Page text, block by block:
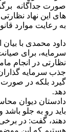
صورت جداگانه
های این نهاد
به رعایت موارد
داود محمدی با بیان
سرمایه، برای
نظارتی در انجام
جذب سرمایه
گیرد بلکه در صورت
دهد.
دادستان دیوان
باید رو به جلو
دهند، گفت: در
هستیم که این